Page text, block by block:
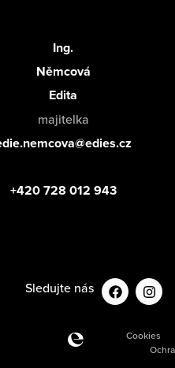
Ing.
Němcová
Edita
majitelka
+420 728 012 943
Sledujte nás
Cookies